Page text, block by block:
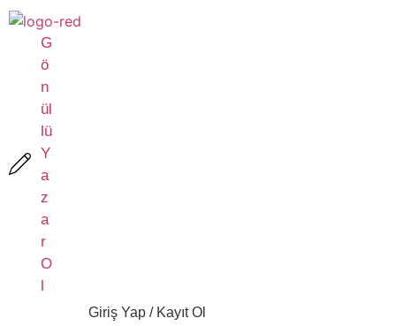
İçeriğe
G
ö
n
ül
lü
Y
a
z
a
r
O
l
Giriş Yap / Kayıt Ol